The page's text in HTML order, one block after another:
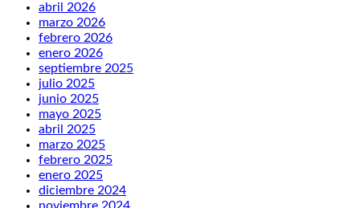
abril 2026
marzo 2026
febrero 2026
enero 2026
septiembre 2025
julio 2025
junio 2025
mayo 2025
abril 2025
marzo 2025
febrero 2025
enero 2025
diciembre 2024